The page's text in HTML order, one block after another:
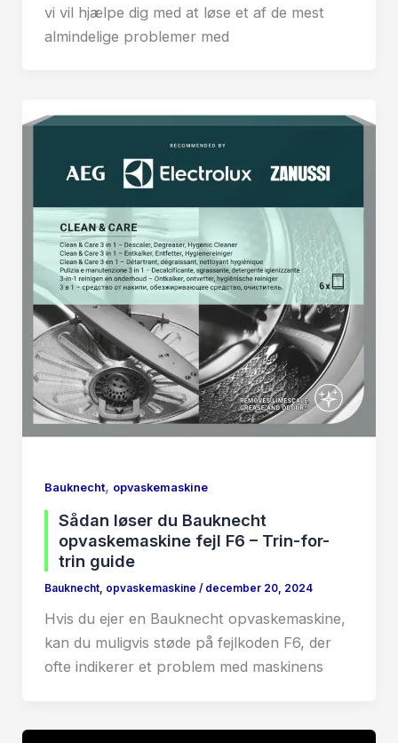
vi vil hjælpe dig med at løse et af de mest
almindelige problemer med
Bauknecht, opvaskemaskine
Sådan løser du Bauknecht
opvaskemaskine fejl F6 – Trin-for-
trin guide
Bauknecht, opvaskemaskine / december 20, 2024
Hvis du ejer en Bauknecht opvaskemaskine,
kan du muligvis støde på fejlkoden F6, der
ofte indikerer et problem med maskinens